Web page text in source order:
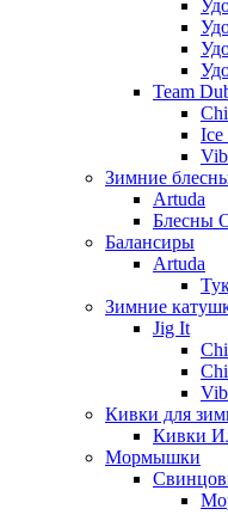
Team
Ice
Зимние
Artuda
Блесны
Балансиры
Artuda
Зимние
Jig It
Кивки для
Кивки
Мормышки